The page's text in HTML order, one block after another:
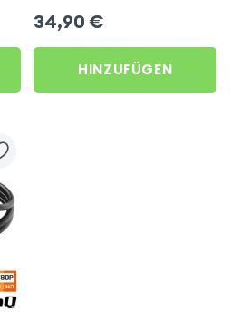
Dongle, TV-Video-
Empfänger (Miracast,
AirPlay, DLNA-
kompatibel) für Xiaomi
Poco C75
34,90 €
HINZUFÜGEN